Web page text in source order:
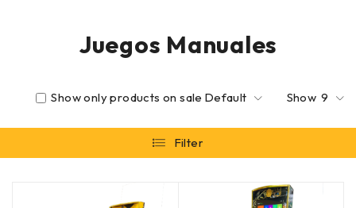
Juegos Manuales
Default
Show only products on sale Show 9
Filter